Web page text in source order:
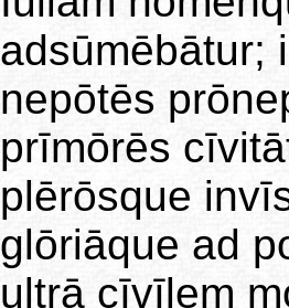
adsūmēbātur;
nepōtēs
prīmōrēs
plērōsque
glōriāque ad
ultrā cīvīlem